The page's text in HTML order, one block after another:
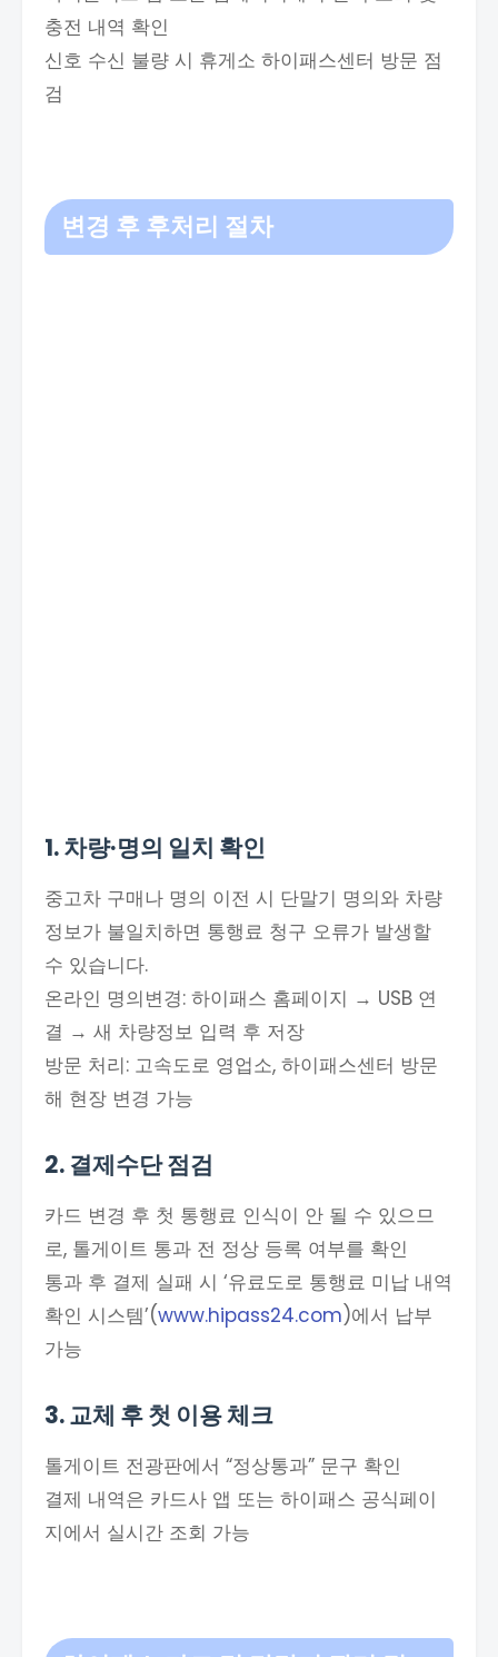
충전 내역 확인
신호 수신 불량 시 휴게소 하이패스센터 방문 점
검
변경 후 후처리 절차
1. 차량·명의 일치 확인
중고차 구매나 명의 이전 시 단말기 명의와 차량
정보가 불일치하면 통행료 청구 오류가 발생할
수 있습니다.
온라인 명의변경: 하이패스 홈페이지 → USB 연
결 → 새 차량정보 입력 후 저장
방문 처리: 고속도로 영업소, 하이패스센터 방문
해 현장 변경 가능​
2. 결제수단 점검
카드 변경 후 첫 통행료 인식이 안 될 수 있으므
로, 톨게이트 통과 전 정상 등록 여부를 확인
통과 후 결제 실패 시 ‘유료도로 통행료 미납 내역
확인 시스템’(www.hipass24.com)에서 납부
가능
3. 교체 후 첫 이용 체크
톨게이트 전광판에서 “정상통과” 문구 확인
결제 내역은 카드사 앱 또는 하이패스 공식페이
지에서 실시간 조회 가능